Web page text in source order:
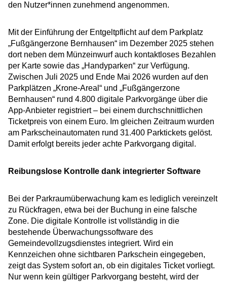
den Nutzer*innen zunehmend angenommen.
Mit der Einführung der Entgeltpflicht auf dem Parkplatz
„Fußgängerzone Bernhausen“ im Dezember 2025 stehen
dort neben dem Münzeinwurf auch kontaktloses Bezahlen
per Karte sowie das „Handyparken“ zur Verfügung.
Zwischen Juli 2025 und Ende Mai 2026 wurden auf den
Parkplätzen „Krone-Areal“ und „Fußgängerzone
Bernhausen“ rund 4.800 digitale Parkvorgänge über die
App-Anbieter registriert – bei einem durchschnittlichen
Ticketpreis von einem Euro. Im gleichen Zeitraum wurden
am Parkscheinautomaten rund 31.400 Parktickets gelöst.
Damit erfolgt bereits jeder achte Parkvorgang digital.
Reibungslose Kontrolle dank integrierter Software
Bei der Parkraumüberwachung kam es lediglich vereinzelt
zu Rückfragen, etwa bei der Buchung in eine falsche
Zone. Die digitale Kontrolle ist vollständig in die
bestehende Überwachungssoftware des
Gemeindevollzugsdienstes integriert. Wird ein
Kennzeichen ohne sichtbaren Parkschein eingegeben,
zeigt das System sofort an, ob ein digitales Ticket vorliegt.
Nur wenn kein gültiger Parkvorgang besteht, wird der